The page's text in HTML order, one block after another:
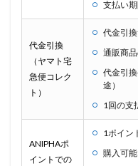
支払い
代金引換
（ヤマト宅
急便コレク
ト）
代金引
通販商
代金引
途）
1回の支
ANIPHAポ
イントでの
1ポイン
購入可